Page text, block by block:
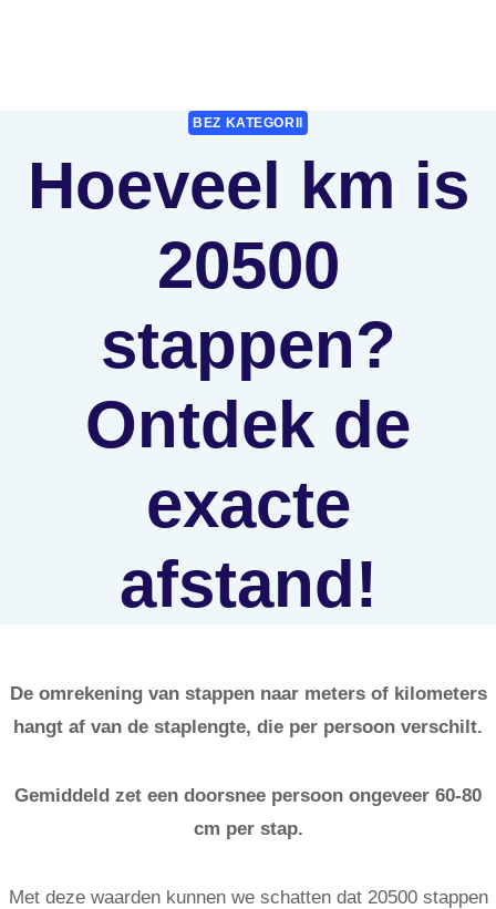
BEZ KATEGORII
Hoeveel km is
20500
stappen?
Ontdek de
exacte
afstand!
De omrekening van stappen naar meters of kilometers
hangt af van de staplengte, die per persoon verschilt.
Gemiddeld zet een doorsnee persoon ongeveer 60-80
cm per stap.
Met deze waarden kunnen we schatten dat 20500 stappen